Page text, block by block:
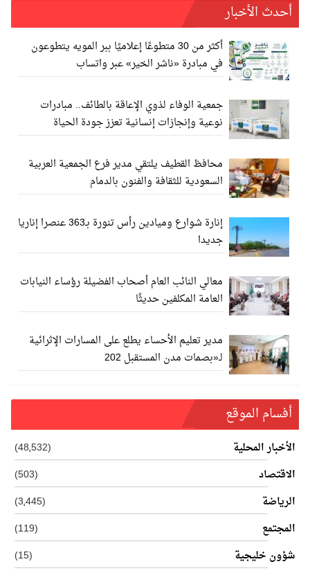
أحدث الأخبار
أكثر من 30 متطوعًا إعلاميًا ببر المويه يتطوعون
في مبادرة «ناشر الخير» عبر واتساب
جمعية الوفاء لذوي الإعاقة بالطائف.. مبادرات
نوعية وإنجازات إنسانية تعزز جودة الحياة
محافظ القطيف يلتقي مدير فرع الجمعية العربية
السعودية للثقافة والفنون بالدمام
إنارة شوارع وميادين رأس تنورة بـ363 عنصرا إناريا
جديدا
معالي النائب العام أصحاب الفضيلة رؤساء النيابات
العامة المكلفين حديثًا
مدير تعليم الأحساء يطلع على المسارات الإثرائية
لـ«بصمات مدن المستقبل 202
أفسام الموقع
الأخبار المحلية
(48٬532)
الاقتصاد
(503)
الرياضة
(3٬445)
المجتمع
(119)
شؤون خليجية
(15)